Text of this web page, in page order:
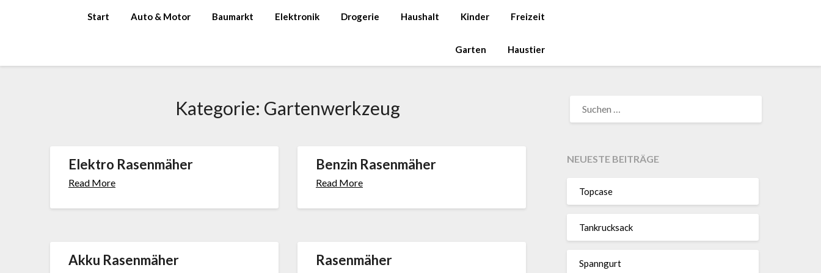
Start Auto & Motor Baumarkt Elektronik Drogerie Haushalt Kinder Freizeit
Garten Haustier
Kategorie: Gar­ten­werk­zeug
Elektro Rasenmäher
Read More
Benzin Rasenmäher
Read More
Akku Rasenmäher Rasenmäher
NACH:
NEUESTE BEITRÄGE
Topcase
Tan­kruck­sack
Spann­gurt